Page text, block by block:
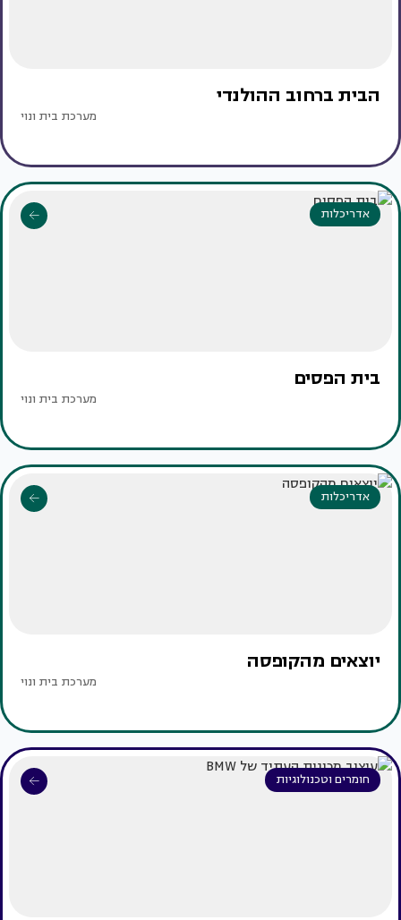
הבית ברחוב ההולנדי
מערכת בית ונוי
אדריכלות
בית הפסים
מערכת בית ונוי
אדריכלות
יוצאים מהקופסה
מערכת בית ונוי
חומרים וטכנולוגיות